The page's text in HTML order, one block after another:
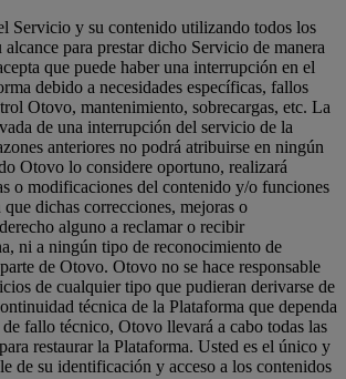
Servicio y su contenido utilizando todos los
alcance para prestar dicho Servicio de manera
que puede haber una interrupción en el
debido a necesidades específicas, fallos
Otovo, mantenimiento, sobrecargas, etc. La
de una interrupción del servicio de la
anteriores no podrá atribuirse en ningún
Otovo lo considere oportuno, realizará
o modificaciones del contenido y/o funciones
dichas correcciones, mejoras o
alguno a reclamar o recibir
ni a ningún tipo de reconocimiento de
de Otovo. Otovo no se hace responsable
de cualquier tipo que pudieran derivarse de
técnica de la Plataforma que dependa
fallo técnico, Otovo llevará a cabo todas las
restaurar la Plataforma. Usted es el único y
de su identificación y acceso a los contenidos